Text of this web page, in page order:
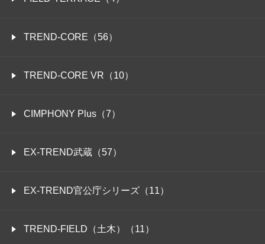
TREND-CORE（56）
TREND-CORE VR（10）
CIMPHONY Plus（7）
EX-TREND武蔵（57）
EX-TREND官公庁シリーズ（11）
TREND-FIELD（土木）（11）